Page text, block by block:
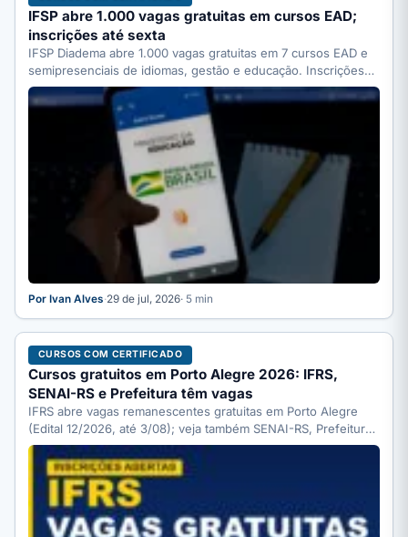
IFSP abre 1.000 vagas gratuitas em cursos EAD;
inscrições até sexta
IFSP Diadema abre 1.000 vagas gratuitas em 7 cursos EAD e
semipresenciais de idiomas, gestão e educação. Inscrições…
Por Ivan Alves·29 de jul, 2026· 5 min
CURSOS COM CERTIFICADO
Cursos gratuitos em Porto Alegre 2026: IFRS,
SENAI-RS e Prefeitura têm vagas
IFRS abre vagas remanescentes gratuitas em Porto Alegre
(Edital 12/2026, até 3/08); veja também SENAI-RS, Prefeitura
(SMIDH) e…